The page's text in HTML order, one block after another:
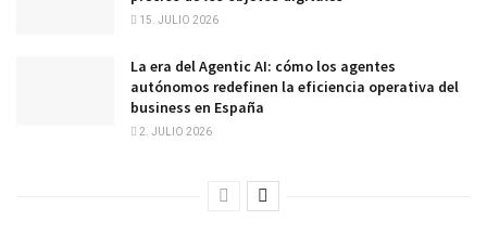
15. JULIO 2026
La era del Agentic AI: cómo los agentes
autónomos redefinen la eficiencia operativa del
business en España
2. JULIO 2026